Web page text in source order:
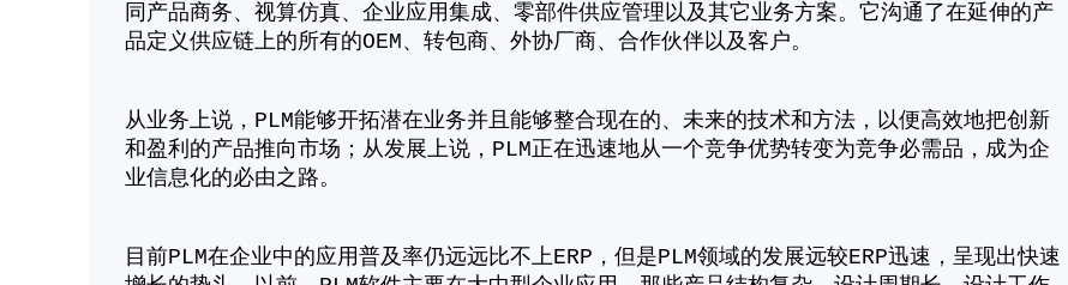
同产品商务、视算仿真、企业应用集成、零部件供应管理以及其它业务方案。它沟通了在延伸的产
品定义供应链上的所有的OEM、转包商、外协厂商、合作伙伴以及客户。
从业务上说，PLM能够开拓潜在业务并且能够整合现在的、未来的技术和方法，以便高效地把创新
和盈利的产品推向市场；从发展上说，PLM正在迅速地从一个竞争优势转变为竞争必需品，成为企
业信息化的必由之路。
目前PLM在企业中的应用普及率仍远远比不上ERP，但是PLM领域的发展远较ERP迅速，呈现出快速